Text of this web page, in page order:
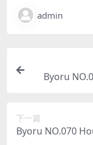
admin
Byoru
下一篇
Byoru NO.070